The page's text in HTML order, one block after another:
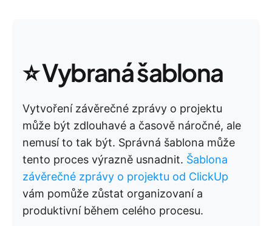
⭐Vybraná šablona
Vytvoření závěrečné zprávy o projektu
může být zdlouhavé a časově náročné, ale
nemusí to tak být. Správná šablona může
tento proces výrazně usnadnit. Šablona
závěrečné zprávy o projektu od ClickUp
vám pomůže zůstat organizovaní a
produktivní během celého procesu.